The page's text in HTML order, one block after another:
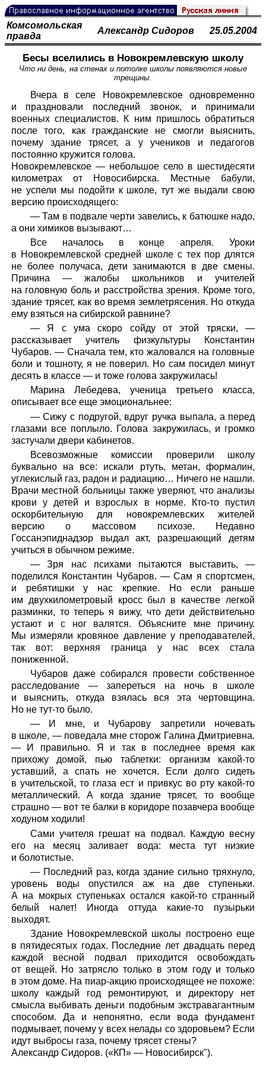
Комсомольская
правда
Александр Сидоров 25.05.2004
Бесы вселились в Новокремлевскую школу
Что ни день, на стенах и потолке школы появляются новые
трещины.
Вчера в селе Новокремлевское одновременно
и праздновали последний звонок, и принимали
военных специалистов. К ним пришлось обратиться
после того, как гражданские не смогли выяснить,
почему здание трясет, а у учеников и педагогов
постоянно кружится голова.
Новокремлевское — небольшое село в шестидесяти
километрах от Новосибирска. Местные бабули,
не успели мы подойти к школе, тут же выдали свою
версию происходящего:
— Там в подвале черти завелись, к батюшке надо,
а они химиков вызывают…
Все началось в конце апреля. Уроки
в Новокремлевской средней школе с тех пор длятся
не более получаса, дети занимаются в две смены.
Причина — жалобы школьников и учителей
на головную боль и расстройства зрения. Кроме того,
здание трясет, как во время землетрясения. Но откуда
ему взяться на сибирской равнине?
— Я с ума скоро сойду от этой тряски, —
рассказывает учитель физкультуры Константин
Чубаров. — Сначала тем, кто жаловался на головные
боли и тошноту, я не поверил. Но сам посидел минут
десять в классе — и тоже голова закружилась!
Марина Лебедева, ученица третьего класса,
описывает все еще эмоциональнее:
— Сижу с подругой, вдруг ручка выпала, а перед
глазами все поплыло. Голова закружилась, и громко
застучали двери кабинетов.
Всевозможные комиссии проверили школу
буквально на все: искали ртуть, метан, формалин,
углекислый газ, радон и радиацию… Ничего не нашли.
Врачи местной больницы также уверяют, что анализы
крови у детей и взрослых в норме. Кто-то пустил
оскорбительную для новокремлевских жителей
версию о массовом психозе. Недавно
Госсанэпиднадзор выдал акт, разрешающий детям
учиться в обычном режиме.
— Зря нас психами пытаются выставить, —
поделился Константин Чубаров. — Сам я спортсмен,
и ребятишки у нас крепкие. Но если раньше
им двухкилометровый кросс был в качестве легкой
разминки, то теперь я вижу, что дети действительно
устают и с ног валятся. Объясните мне причину.
Мы измеряли кровяное давление у преподавателей,
так вот: верхняя граница у нас всех стала
пониженной.
Чубаров даже собирался провести собственное
расследование — запереться на ночь в школе
и выяснить, откуда взялась вся эта чертовщина.
Но не тут-то было.
— И мне, и Чубарову запретили ночевать
в школе, — поведала мне сторож Галина Дмитриевна.
— И правильно. Я и так в последнее время как
прихожу домой, пью таблетки: организм какой-то
уставший, а спать не хочется. Если долго сидеть
в учительской, то глаза ест и привкус во рту какой-то
металлический. А когда здание трясет, то вообще
страшно — вот те балки в коридоре позавчера вообще
ходуном ходили!
Сами учителя грешат на подвал. Каждую весну
его на месяц заливает вода: места тут низкие
и болотистые.
— Последний раз, когда здание сильно тряхнуло,
уровень воды опустился аж на две ступеньки.
А на мокрых ступеньках остался какой-то странный
белый налет! Иногда оттуда какие-то пузырьки
выходят.
Здание Новокремлевской школы построено еще
в пятидесятых годах. Последние лет двадцать перед
каждой весной подвал приходится освобождать
от вещей. Но затрясло только в этом году и только
в этом доме. На пиар-акцию происходящее не похоже:
школу каждый год ремонтируют, и директору нет
смысла выбивать деньги подобным экстравагантным
способом. Да и непонятно, если вода фундамент
подмывает, почему у всех нелады со здоровьем? Если
идут выбросы газа, почему трясет стены?
Александр Сидоров. («КП» — Новосибирск").